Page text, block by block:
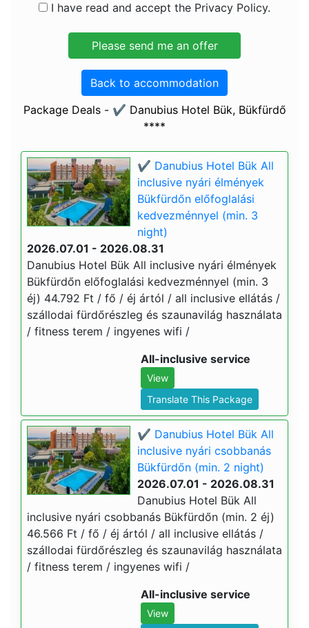
I have read and accept the Privacy Policy.
Back to accommodation
Package Deals - ✔️ Danubius Hotel Bük, Bükfürdő
****
✔️ Danubius Hotel Bük All
inclusive nyári élmények
Bükfürdőn előfoglalási
kedvezménnyel (min. 3
night)
2026.07.01 - 2026.08.31
Danubius Hotel Bük All inclusive nyári élmények
Bükfürdőn előfoglalási kedvezménnyel (min. 3
éj) 44.792 Ft / fő / éj ártól / all inclusive ellátás /
szállodai fürdőrészleg és szaunavilág használata
/ fitness terem / ingyenes wifi /
All-inclusive service
View
Translate This Package
✔️ Danubius Hotel Bük All
inclusive nyári csobbanás
Bükfürdőn (min. 2 night)
2026.07.01 - 2026.08.31
Danubius Hotel Bük All
inclusive nyári csobbanás Bükfürdőn (min. 2 éj)
46.566 Ft / fő / éj ártól / all inclusive ellátás /
szállodai fürdőrészleg és szaunavilág használata
/ fitness terem / ingyenes wifi /
All-inclusive service
View